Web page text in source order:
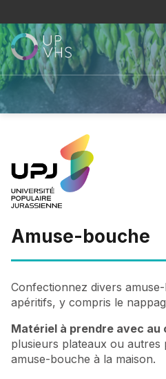
Amuse-bouche
Confectionnez divers
apéritifs, y compris le
Matériel à prendre avec au
plusieurs plateaux ou autres
amuse-bouche à la maison.